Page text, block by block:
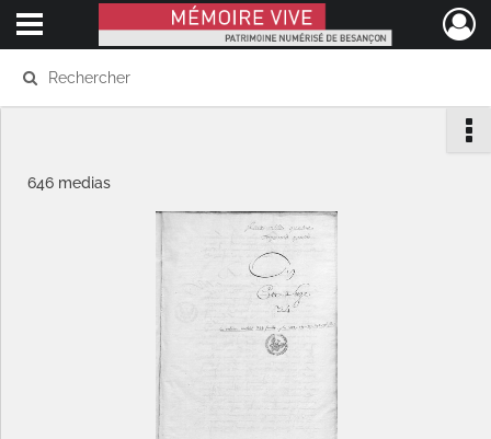
Mémoire Vive patrimoine numérisé de Besançon
Ouvrir le menu déroulant
646 medias